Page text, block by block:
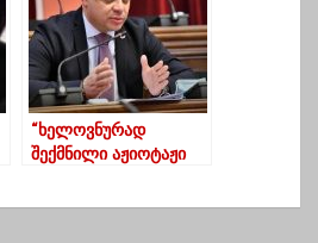
“ხელოვნურად
შექმნილი აჟიოტაჟი